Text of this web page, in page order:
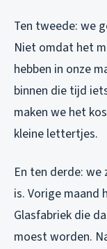
Ten tweede: we
Niet omdat het
hebben in onze
binnen die tijd
maken we het
kleine lettertjes.
En ten derde:
is. Vorige maand
Glasfabriek die
moest worden.